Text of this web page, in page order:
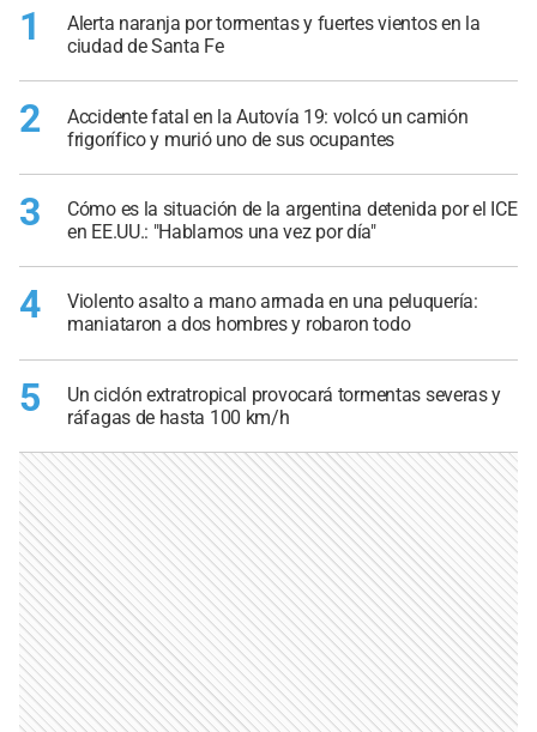
1
Alerta naranja por tormentas y fuertes vientos en la
ciudad de Santa Fe
2
Accidente fatal en la Autovía 19: volcó un camión
frigorífico y murió uno de sus ocupantes
3
Cómo es la situación de la argentina detenida por el ICE
en EE.UU.: "Hablamos una vez por día"
4
Violento asalto a mano armada en una peluquería:
maniataron a dos hombres y robaron todo
5
Un ciclón extratropical provocará tormentas severas y
ráfagas de hasta 100 km/h